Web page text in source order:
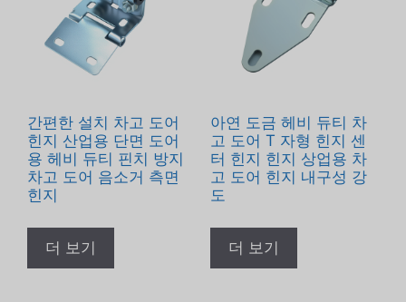
간편한 설치 차고 도어
힌지 산업용 단면 도어
용 헤비 듀티 핀치 방지
차고 도어 음소거 측면
힌지
더 보기
아연 도금 헤비 듀티 차
고 도어 T 자형 힌지 센
터 힌지 힌지 상업용 차
고 도어 힌지 내구성 강
도
더 보기